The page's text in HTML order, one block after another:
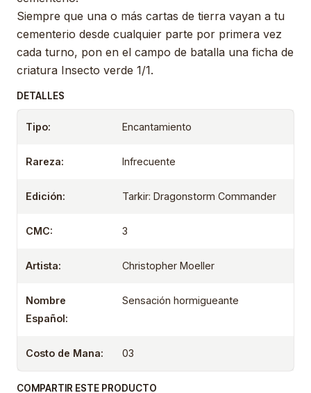
Siempre que una o más cartas de tierra vayan a tu
cementerio desde cualquier parte por primera vez
cada turno, pon en el campo de batalla una ficha de
criatura Insecto verde 1/1.
DETALLES
Tipo: Encantamiento
Rareza: Infrecuente
Edición: Tarkir: Dragonstorm Commander
CMC: 3
Artista: Christopher Moeller
Nombre
Español:
Sensación hormigueante
Costo de Mana: 03
COMPARTIR ESTE PRODUCTO